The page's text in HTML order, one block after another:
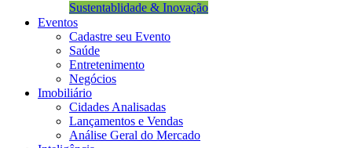
Sustentablidade & Inovação
Eventos
Cadastre seu Evento
Saúde
Entretenimento
Negócios
Imobiliário
Cidades Analisadas
Lançamentos e Vendas
Análise Geral do Mercado